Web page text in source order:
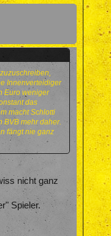
Innenverteidiger
Euro weniger
das
macht Schlotti
BVB mehr daher.
fängt nie ganz
nicht ganz
Spieler.